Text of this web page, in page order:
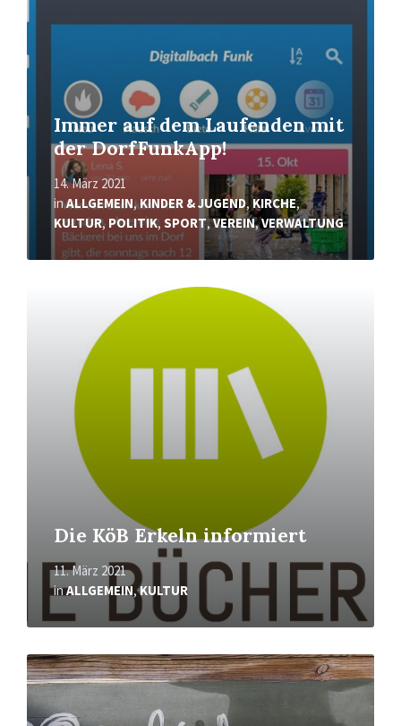
Immer auf dem Laufenden mit
der DorfFunkApp!
14. März 2021
inALLGEMEIN,KINDER & JUGEND,KIRCHE,
KULTUR, POLITIK, SPORT,VEREIN,VERWALTUNG
Die KöB Erkeln informiert
11. März 2021
inALLGEMEIN,KULTUR
Mehr
erfahren